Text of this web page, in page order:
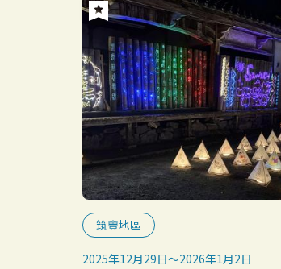
筑豐地區
2025年12月29日～2026年1月2日